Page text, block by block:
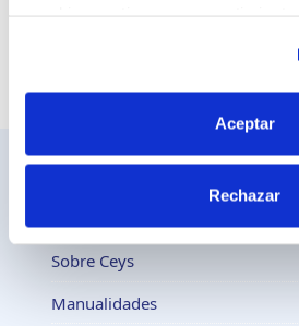
Si lo permite, también quisiéramos:
Identificar su dispositivo
para buscar características
digitales)
Obtenga más información sobre
Aceptar
Rechazar
Ceys
Sobre Ceys
Manualidades